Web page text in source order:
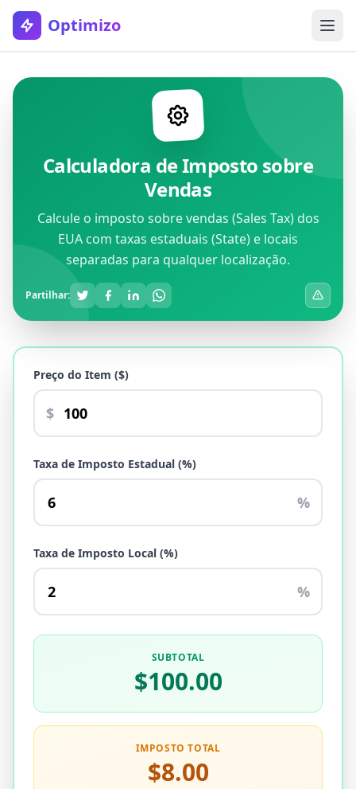
Optimizo
Calculadora de Imposto sobre
Vendas
Calcule o imposto sobre vendas (Sales Tax) dos
EUA com taxas estaduais (State) e locais
separadas para qualquer localização.
Partilhar:
Preço do Item ($)
$
Taxa de Imposto Estadual (%)
%
Taxa de Imposto Local (%)
%
SUBTOTAL
$100.00
IMPOSTO TOTAL
$8.00